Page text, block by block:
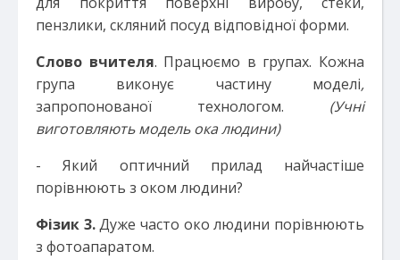
пензлики, скляний посуд відповідної форми.
Слово вчителя. Працюємо в групах. Кожна
група виконує частину моделі,
запропонованої технологом. (Учні
виготовляють модель ока людини)
- Який оптичний прилад найчастіше
порівнюють з оком людини?
Фізик 3.Дуже часто око людини порівнюють
з фотоапаратом.